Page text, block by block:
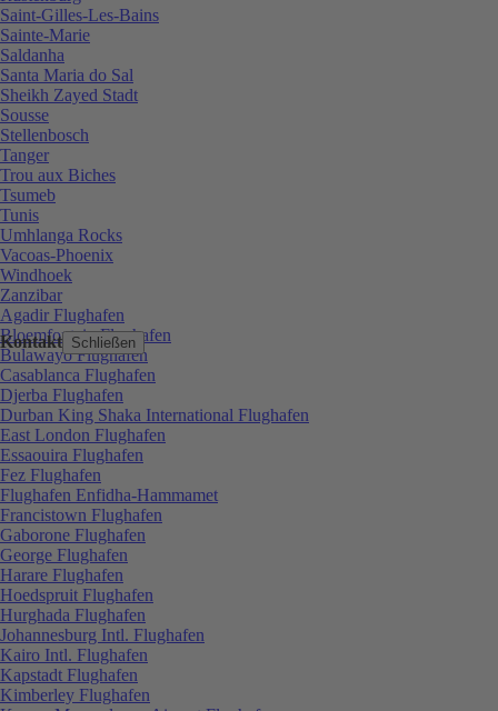
Kontakt Schließen
Saint-Gilles-Les-Bains
Sainte-Marie
Saldanha
Santa Maria do Sal
Sheikh Zayed Stadt
Sousse
Stellenbosch
Tanger
Trou aux Biches
Tsumeb
Tunis
Umhlanga Rocks
Vacoas-Phoenix
Windhoek
Zanzibar
Agadir Flughafen
Bloemfontein Flughafen
Bulawayo Flughafen
Casablanca Flughafen
Djerba Flughafen
Durban King Shaka International Flughafen
East London Flughafen
Essaouira Flughafen
Fez Flughafen
Flughafen Enfidha-Hammamet
Francistown Flughafen
Gaborone Flughafen
George Flughafen
Harare Flughafen
Hoedspruit Flughafen
Hurghada Flughafen
Johannesburg Intl. Flughafen
Kairo Intl. Flughafen
Kapstadt Flughafen
Kimberley Flughafen